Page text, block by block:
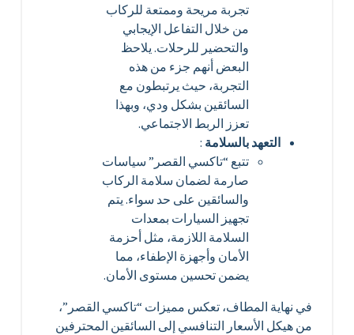
تجربة مريحة وممتعة للركاب
من خلال التفاعل الإيجابي
والتحضير للرحلات. يلاحظ
البعض أنهم جزء من هذه
التجربة، حيث يرتبطون مع
السائقين بشكل ودي، وبهذا
تعزز الربط الاجتماعي.
التعهد بالسلامة:
تتبع “تاكسي القصر” سياسات
صارمة لضمان سلامة الركاب
والسائقين على حد سواء. يتم
تجهيز السيارات بمعدات
السلامة اللازمة، مثل أحزمة
الأمان وأجهزة الإطفاء، مما
يضمن تحسين مستوى الأمان.
في نهاية المطاف، تعكس مميزات “تاكسي القصر”،
من هيكل الأسعار التنافسي إلى السائقين المحترفين